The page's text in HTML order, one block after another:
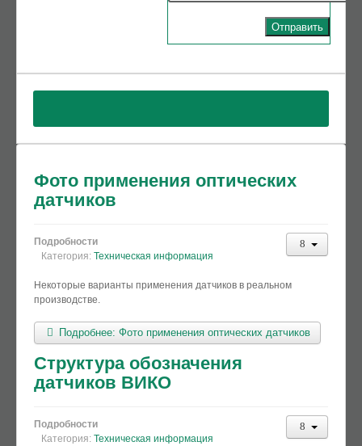
Фото применения оптических
датчиков
Подробности
Категория: Техническая информация
Некоторые варианты применения датчиков в реальном
производстве.
Подробнее: Фото применения оптических датчиков
Структура обозначения
датчиков ВИКО
Подробности
Категория: Техническая информация